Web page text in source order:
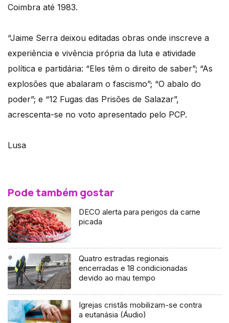
Coimbra até 1983.
“Jaime Serra deixou editadas obras onde inscreve a
experiência e vivência própria da luta e atividade
política e partidária: “Eles têm o direito de saber”; “As
explosões que abalaram o fascismo”; “O abalo do
poder”; e “12 Fugas das Prisões de Salazar”,
acrescenta-se no voto apresentado pelo PCP.
Lusa
Pode também gostar
DECO alerta para perigos da carne
picada
Quatro estradas regionais
encerradas e 18 condicionadas
devido ao mau tempo
Igrejas cristãs mobilizam-se contra
a eutanásia (Áudio)